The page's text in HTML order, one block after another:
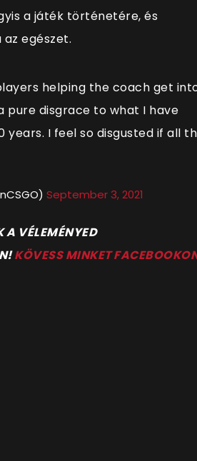
a játék történetére, és
egészet.
helping the coach get
pure disgrace to what I have
I feel so disgusted if all
September 3, 2021
A VÉLEMÉNYED
KÖVESS MINKET